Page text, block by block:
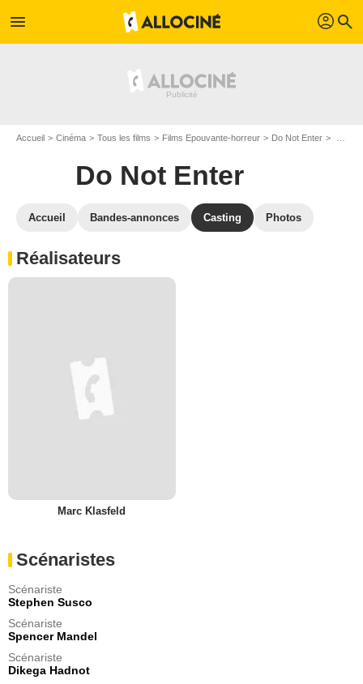
menu profil search
Accueil Cinéma Tous les films Films Epouvante-horreur Do Not Enter
Do Not Enter
Accueil Bandes-annonces Casting Photos
Réalisateurs
Marc Klasfeld
Scénaristes
Scénariste
Stephen Susco
Scénariste
Spencer Mandel
Scénariste
Dikega Hadnot